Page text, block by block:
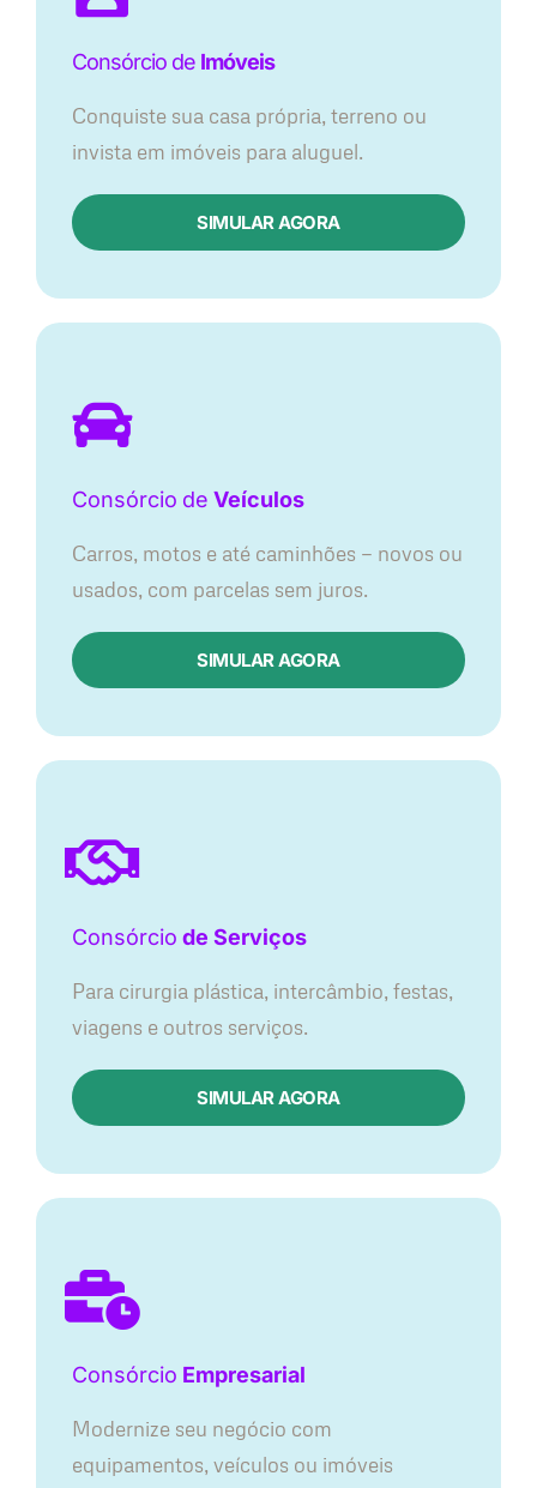
Consórcio de Imóveis
Conquiste sua casa própria, terreno ou
invista em imóveis para aluguel.
SIMULAR AGORA​
Consórcio de Veículos
Carros, motos e até caminhões — novos ou
usados, com parcelas sem juros.
SIMULAR AGORA
Consórcio de Serviços
Para cirurgia plástica, intercâmbio, festas,
viagens e outros serviços.
SIMULAR AGORA
Consórcio Empresarial
Modernize seu negócio com
equipamentos, veículos ou imóveis